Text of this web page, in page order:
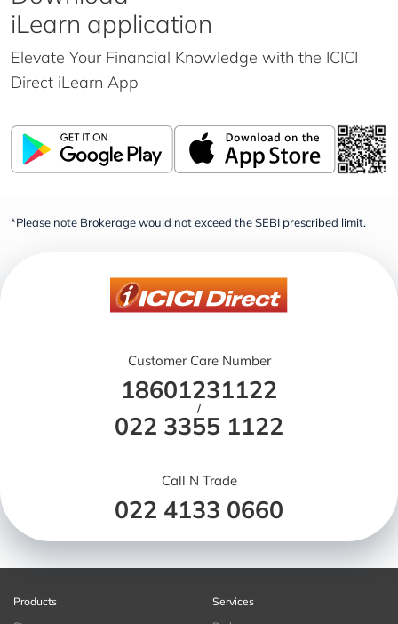
iLearn application
Elevate Your Financial Knowledge with the ICICI
Direct iLearn App
*Please note Brokerage would not exceed the SEBI prescribed limit.
Customer Care Number
18601231122
/
022 3355 1122
Call N Trade
022 4133 0660
Products
Services